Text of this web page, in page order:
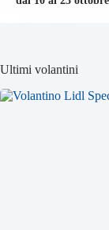
Ultimi volantini